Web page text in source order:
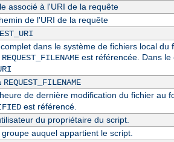
associé à l'URI de la requête
de l'URI de la requête
dans le système de fichiers local
REQUEST_FILENAMEest référencée. Dans le
REQUEST_FILENAME
de dernière modification du fichier au
est référencé.
du propriétaire du script.
auquel appartient le script.